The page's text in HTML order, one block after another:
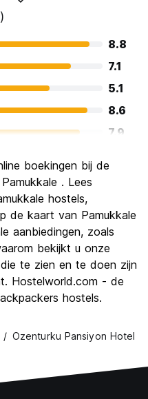
8.8
7.1
5.1
8.6
7.9
8.4
boekingen bij de
. Lees
hostels,
de kaart van Pamukkale
aanbiedingen, zoals
bekijkt u onze
te zien en te doen zijn
Hostelworld.com - de
hostels.
Ozenturku Pansiyon Hotel